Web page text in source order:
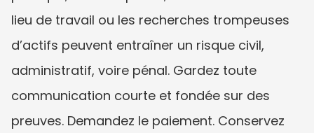
lieu de travail ou les recherches trompeuses
d’actifs peuvent entraîner un risque civil,
administratif, voire pénal. Gardez toute
communication courte et fondée sur des
preuves. Demandez le paiement. Conservez